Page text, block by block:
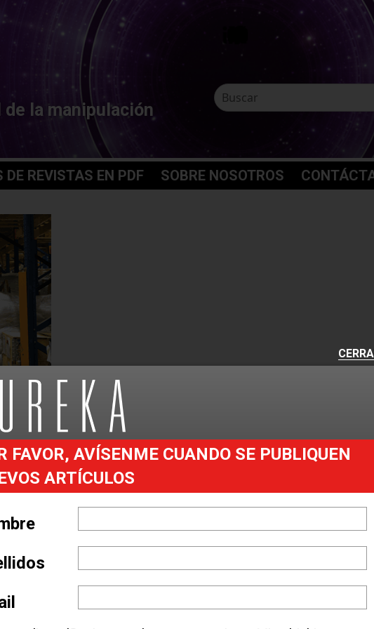
la manipulación
DE REVISTAS EN PDF SOBRE NOSOTROS
y noticias del
entrada
your nearest CAT Lift Truck Dealer
FAVOR, AVÍSENME CUANDO SE PUBLIQUEN
ARTÍCULOS